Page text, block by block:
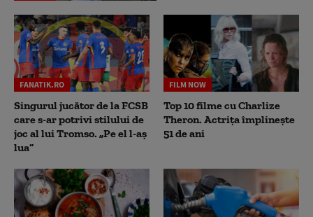
FANATIK.RO
Singurul jucător de la FCSB
care s-ar potrivi stilului de
joc al lui Tromso. „Pe el l-aș
lua”
FILM NOW
Top 10 filme cu Charlize
Theron. Actrița împlinește
51 de ani